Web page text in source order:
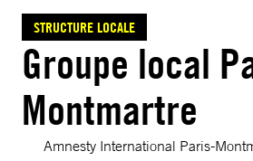
STRUCTURE LOCALE
Groupe local
Montmartre
Amnesty International Paris-